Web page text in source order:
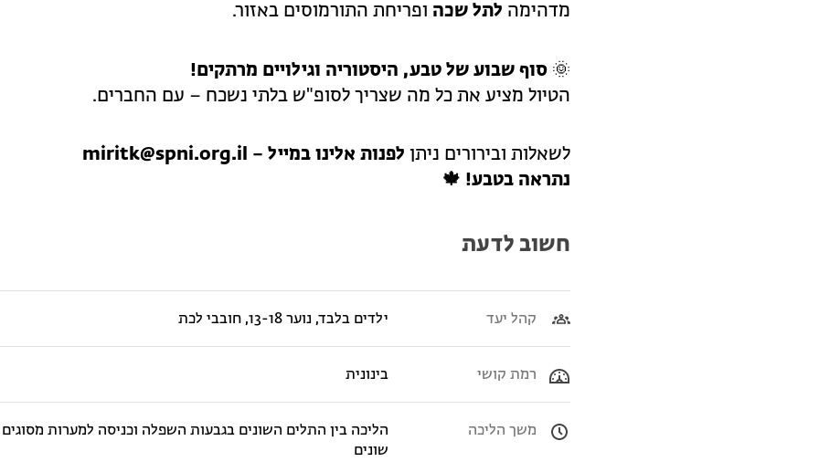
מדהימה לתל שכה ופריחת התורמוסים באזור.
🌞 סוף שבוע של טבע, היסטוריה וגילויים מרתקים!
הטיול מציע את כל מה שצריך לסופ"ש בלתי נשכח – עם החברים.
לשאלות ובירורים ניתן לפנות אלינו במייל –
miritk@spni.org.il
נתראה בטבע! 🍁
חשוב לדעת
קהל יעד ילדים בלבד, נוער 13-18, חובבי לכת
רמת קושי בינונית
משך הליכה
הליכה בין התלים השונים בגבעות השפלה וכניסה למערות מסוגים
שונים